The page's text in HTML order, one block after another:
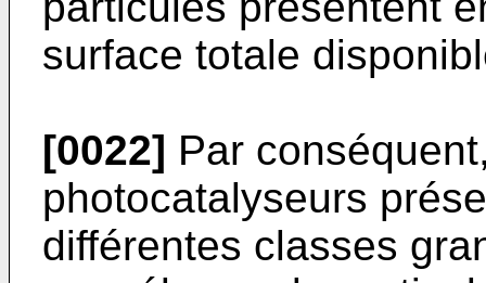
surface totale
[0022] Par
photocatalyseurs
différentes classes